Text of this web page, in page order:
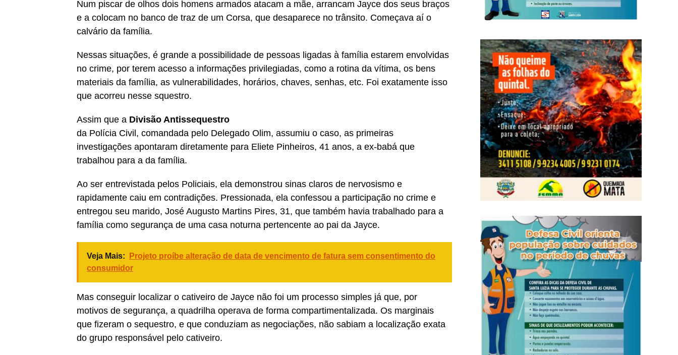
Num piscar de olhos dois homens armados atacam a mãe, arrancam Jayce dos seus braços
e a colocam no banco de traz de um Corsa, que desaparece no trânsito. Começava aí o
calvário da família.
Nessas situações, é grande a possibilidade de pessoas ligadas à família estarem envolvidas
no crime, por terem acesso a informações privilegiadas, como a rotina da vítima, os bens
materiais da família, as vulnerabilidades, horários, chaves, senhas, etc. Foi exatamente isso
que acorreu nesse squestro.
Assim que a Divisão Antissequestro
da Polícia Civil, comandada pelo Delegado Olim, assumiu o caso, as primeiras
investigações apontaram diretamente para Eliete Pinheiros, 41 anos, a ex-babá que
trabalhou para a da família.
Ao ser entrevistada pelos Policiais, ela demonstrou sinas claros de nervosismo e
rapidamente caiu em contradições. Pressionada, ela confessou a participação no crime e
entregou seu marido, José Augusto Martins Pires, 31, que também havia trabalhado para a
família como segurança de uma casa noturna pertencente ao pai da Jayce.
Veja Mais:
Projeto proíbe alteração de data de vencimento de fatura sem consentimento do
consumidor
Mas conseguir localizar o cativeiro de Jayce não foi um processo simples já que, por
motivos de segurança, a quadrilha operava de forma compartimentalizada. Os marginais
que fizeram o sequestro, e que conduziam as negociações, não sabiam a localização exata
do grupo responsável pelo cativeiro.